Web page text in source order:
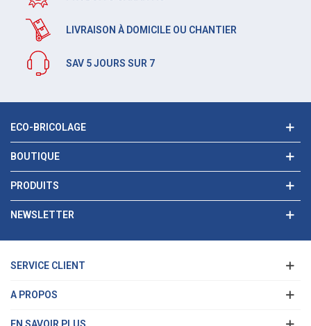
LIVRAISON À DOMICILE OU CHANTIER
SAV 5 JOURS SUR 7
ECO-BRICOLAGE
BOUTIQUE
PRODUITS
NEWSLETTER
SERVICE CLIENT
A PROPOS
EN SAVOIR PLUS